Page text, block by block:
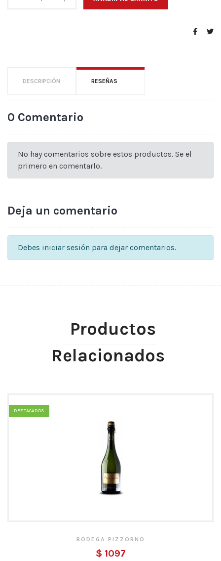
DESCRIPCIÓN RESEÑAS
0 Comentario
No hay comentarios sobre estos productos. Se el
primero en comentarlo.
Deja un comentario
Debes iniciar sesión para dejar comentarios.
Productos
Relacionados
DESTACADOS
BODEGA PIZZORNO
$ 1097